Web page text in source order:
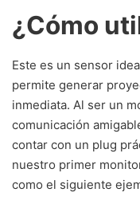
¿Cómo
Este es un sensor
permite generar
inmediata. Al ser un
comunicación
contar con un plug
nuestro primer
como el siguiente